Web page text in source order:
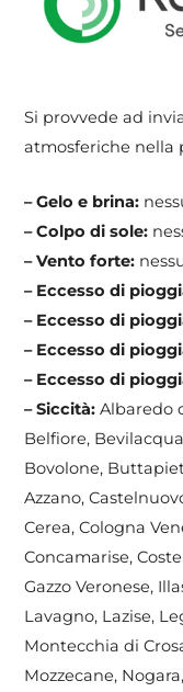
Si provvede ad
atmosferiche nella
– Gelo e brina:
– Colpo di sole:
– Vento forte:
– Eccesso di
– Eccesso di
– Eccesso di
– Eccesso di
– Siccità:Albaredo
Belfiore,
Bovolone,
Azzano,
Cerea, Cologna
Concamarise,
Gazzo Veronese,
Lavagno, Lazise,
Montecchia di
Mozzecane,